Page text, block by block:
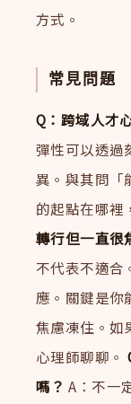
方式。
常見問題
Q：跨域人才
彈性可以透過
異。與其問「
的起點在哪
轉行但一直很
不代表不適合
應。關鍵是你
焦慮凍住。如
心理師聊聊。
嗎？ A：不一